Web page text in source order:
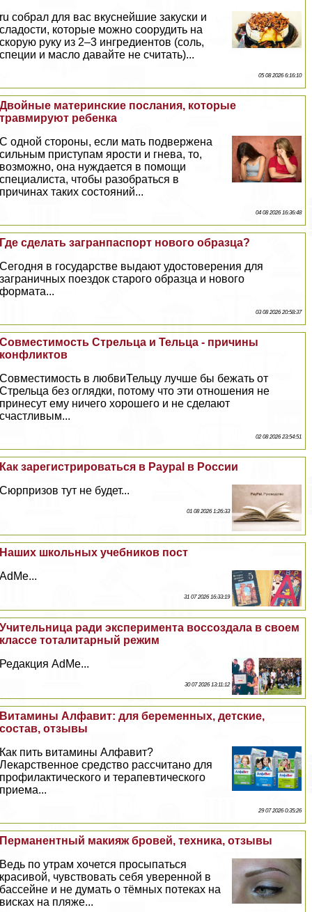
ru собрал для вас вкуснейшие закуски и
сладости, которые можно соорудить на
скорую руку из 2–3 ингредиентов (соль,
специи и масло давайте не считать)...
05 08 2026 6:16:10
Двойные материнские послания, которые
травмируют ребенка
С одной стороны, если мать подвержена
сильным приступам ярости и гнева, то,
возможно, она нуждается в помощи
специалиста, чтобы разобраться в
причинах таких состояний...
04 08 2026 16:36:48
Где сделать загранпаспорт нового образца?
Сегодня в государстве выдают удостоверения для
заграничных поездок старого образца и нового
формата...
03 08 2026 20:58:37
Совместимость Стрельца и Тельца - причины
конфликтов
Совместимость в любвиТельцу лучше бы бежать от
Стрельца без оглядки, потому что эти отношения не
принесут ему ничего хорошего и не сделают
счастливым...
02 08 2026 23:54:51
Как зарегистрироваться в Paypal в России
Сюрпризов тут не будет...
01 08 2026 1:26:33
Наших школьных учебников пост
AdMe...
31 07 2026 16:33:19
Учительница ради эксперимента воссоздала в своем
классе тоталитарный режим
Редакция AdMe...
30 07 2026 13:11:12
Витамины Алфавит: для беременных, детские,
состав, отзывы
Как пить витамины Алфавит?
Лекарственное средство рассчитано для
профилактического и терапевтического
приема...
29 07 2026 0:35:26
Перманентный макияж бровей, техника, отзывы
Ведь по утрам хочется просыпаться
красивой, чувствовать себя уверенной в
бассейне и не думать о тёмных потеках на
висках на пляже...